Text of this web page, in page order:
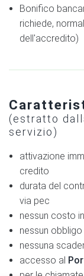
Bonifico
richiede,
dell'accredito)
(estratto
servizio)
attivazione
credito
durata del
via pec
nessun costo
nessun
nessuna
accesso al